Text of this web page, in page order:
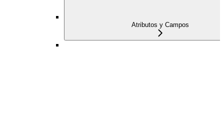
Atributos y Campos